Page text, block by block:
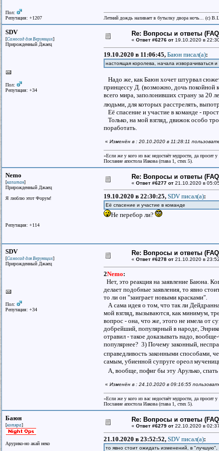
Пол:
Репутация: +1207
Летний дождь наливает в бутылку двора ночь... (с)
SDV
[Самосад для Верующих]
Прирожденный Джаец
Пол:
Репутация: +34
Re: Вопросы и ответы
« Ответ #6276 от 19.10.2020 в
19.10.2020 в 11:06:45, Баюн писал(a):
настоящая королева, начала изворачиваться
Надо же, как Баюн хочет штурвал
принцессу Д. (возможно, дочь покойной
всего мира, заполонивших страну за 20
людьми, для которых расстрелять,
Её спасение и участие в команде -
Только, на мой взгляд, движок особо
поработать.
« Изменён в : 20.10.2020 в 11:28:11
«Если же у кого из вас недостаёт мудрости, да
Послание апостола Иакова (глава 1, стих 5).
Nemo
[капитан]
Прирожденный Джаец
Я люблю этот Форум!
Репутация: +114
Re: Вопросы и ответы
« Ответ #6277 от 21.10.2020 в
19.10.2020 в 22:30:25, SDV писал(a):
Её спасение и участие в команде
Не перебор ли?
SDV
[Самосад для Верующих]
Прирожденный Джаец
Пол:
Репутация: +34
Re: Вопросы и ответы
« Ответ #6278 от 21.10.2020 в
2Nemo:
Нет, это реакция на заявление Баюна.
делает подобные заявления, то явно
то ли он "заиграет новыми красками".
А сама идея о том, что так ли
мой взгляд, вызываются, как минимум,
вопрос - она, что же, этого не имела от
добрейший, популярный в народе,
отравил - такое доказывать надо,
популярнее? 3) Почему законный,
справедливость законными способами,
самым, убиенной супруге ореол
А, вообще, пофиг бы эту Арулько,
« Изменён в : 24.10.2020 в 09:16:55
«Если же у кого из вас недостаёт мудрости, да
Послание апостола Иакова (глава 1, стих 5).
Баюн
[котяра]
Арурико-но акай неко
Re: Вопросы и ответы
« Ответ #6279 от 22.10.2020 в
21.10.2020 в 23:52:52, SDV писал(a):
то явно стоит ожидать изменений, в